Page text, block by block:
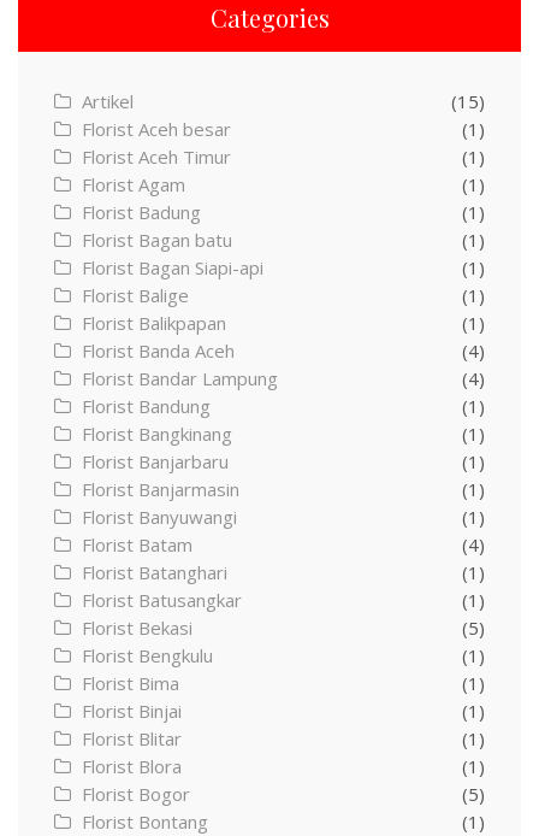
Categories
Artikel
(15)
Florist Aceh besar
(1)
Florist Aceh Timur
(1)
Florist Agam
(1)
Florist Badung
(1)
Florist Bagan batu
(1)
Florist Bagan Siapi-api
(1)
Florist Balige
(1)
Florist Balikpapan
(1)
Florist Banda Aceh
(4)
Florist Bandar Lampung
(4)
Florist Bandung
(1)
Florist Bangkinang
(1)
Florist Banjarbaru
(1)
Florist Banjarmasin
(1)
Florist Banyuwangi
(1)
Florist Batam
(4)
Florist Batanghari
(1)
Florist Batusangkar
(1)
Florist Bekasi
(5)
Florist Bengkulu
(1)
Florist Bima
(1)
Florist Binjai
(1)
Florist Blitar
(1)
Florist Blora
(1)
Florist Bogor
(5)
Florist Bontang
(1)